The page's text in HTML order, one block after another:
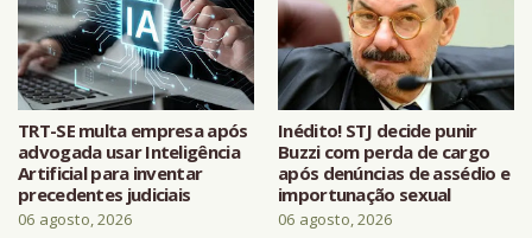
TRT-SE multa empresa após
advogada usar Inteligência
Artificial para inventar
precedentes judiciais
06 agosto, 2026
Inédito! STJ decide punir
Buzzi com perda de cargo
após denúncias de assédio e
importunação sexual
06 agosto, 2026